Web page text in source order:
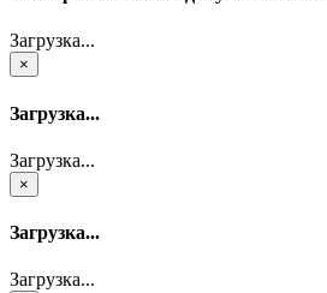
Загрузка...
×
Загрузка...
Загрузка...
×
Загрузка...
Загрузка...